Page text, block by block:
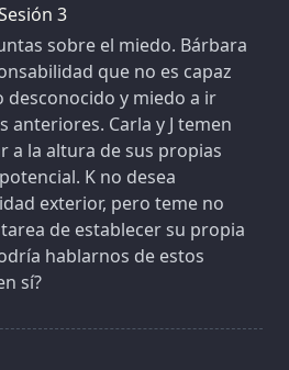
3
sobre el miedo. Bárbara
que no es capaz
desconocido y miedo a ir
anteriores. Carla y J temen
a la altura de sus propias
K no desea
exterior, pero teme no
de establecer su propia
hablarnos de estos
sí?